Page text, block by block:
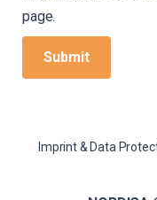
page.
Imprint & Data